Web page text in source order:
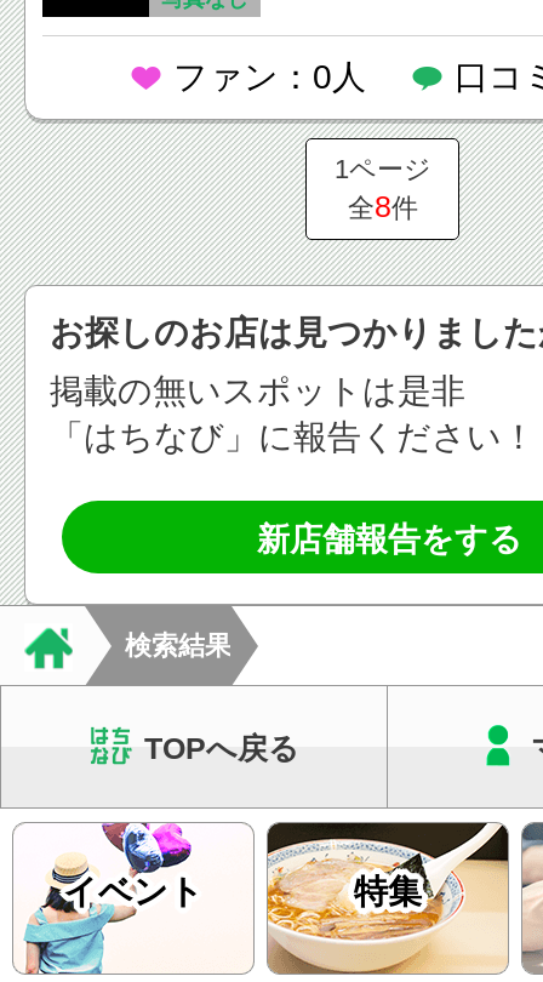
ファン：0人 口コ
1ページ
全8件
お探しのお店は見つかりまし
掲載の無いスポットは是非
「はちなび」に報告ください！
新店舗報告をする
検索結果
TOPへ戻る
イベント 特集